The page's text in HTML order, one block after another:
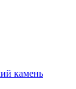
камень